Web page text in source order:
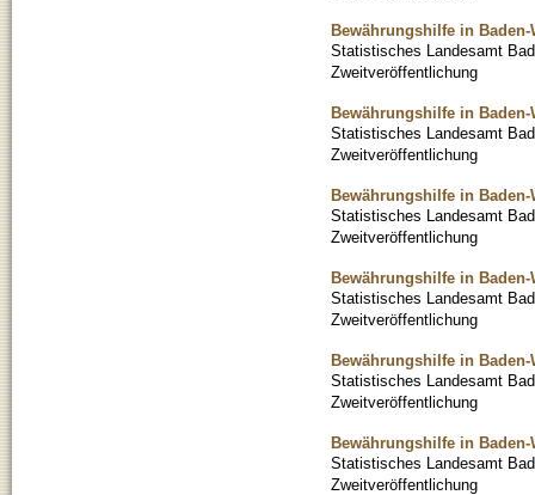
Bewährungshilfe in Baden-
Statistisches Landesamt
Zweitveröffentlichung
Bewährungshilfe in Baden-
Statistisches Landesamt
Zweitveröffentlichung
Bewährungshilfe in Baden-
Statistisches Landesamt
Zweitveröffentlichung
Bewährungshilfe in Baden-
Statistisches Landesamt
Zweitveröffentlichung
Bewährungshilfe in Baden-
Statistisches Landesamt
Zweitveröffentlichung
Bewährungshilfe in Baden-
Statistisches Landesamt
Zweitveröffentlichung